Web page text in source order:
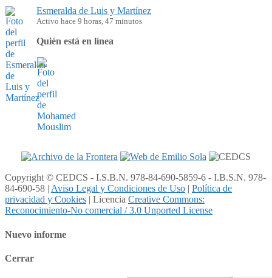
Esmeralda de Luis y Martínez
Activo hace 9 horas, 47 minutos
Quién está en línea
Copyright © CEDCS - I.S.B.N. 978-84-690-5859-6 - I.B.S.N. 978-
84-690-58 | Aviso Legal y Condiciones de Uso | Política de
privacidad y Cookies | Licencia Creative Commons:
Reconocimiento-No comercial / 3.0 Unported License
Nuevo informe
Cerrar